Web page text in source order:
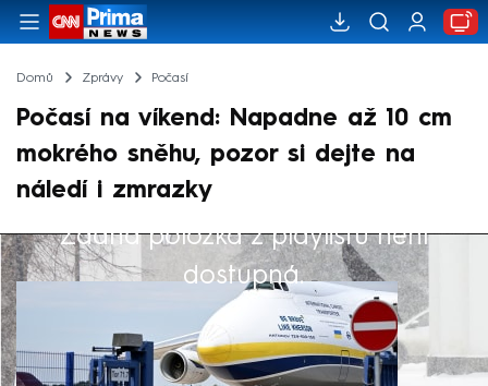
Domů Zprávy Počasí
Počasí na víkend: Napadne až 10 cm
mokrého sněhu, pozor si dejte na
náledí i zmrazky
Žádná položka z playlistu není
dostupná.
Výběr redakce